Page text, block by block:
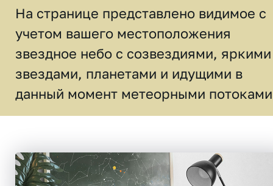
На странице представлено видимое c
учетом вашего местоположения
звездное небо c созвездиями, яркими
звездами, планетами и идущими в
данный момент метеорными